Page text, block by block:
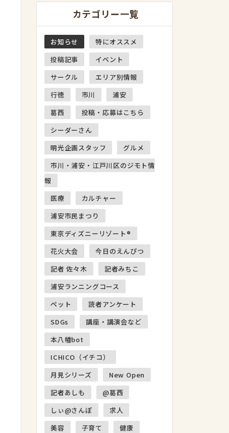
カテゴリー一覧
お知らせ
特にオススメ
投稿記事
イベント
サークル
エリア別情報
行徳
市川
浦安
葛西
投稿・応募はこちら
シーダーさん
明光企画スタッフ
グルメ
市川・浦安・江戸川区のジモト情
報
医療
カルチャー
浦安市民まつり
東京ディズニーリゾート®
花火大会
今日のえんぴつ
記者 佐々木
記者みちこ
浦安ランニングコース
ペット
読者アンケート
SDGs
講座・講演会など
本八幡bot
ICHICO（イチコ）
月見シリーズ
New Open
記者あしも
@葛西
しぃ@さんぽ
求人
美容
子育て
健康